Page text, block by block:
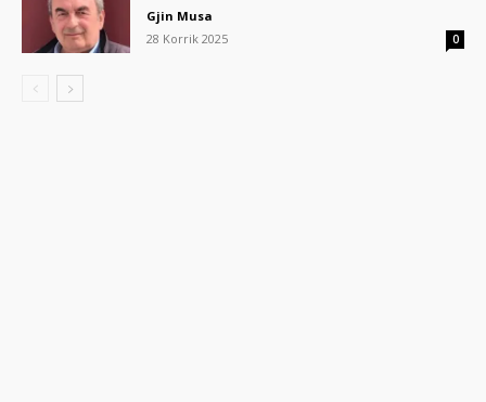
Gjin Musa
28 Korrik 2025
0